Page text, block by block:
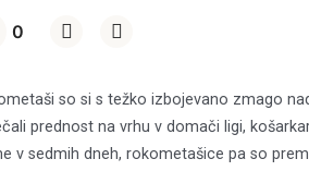
0
so si s težko izbojevano zmago
prednost na vrhu v domači ligi,
v sedmih dneh, rokometašice pa so